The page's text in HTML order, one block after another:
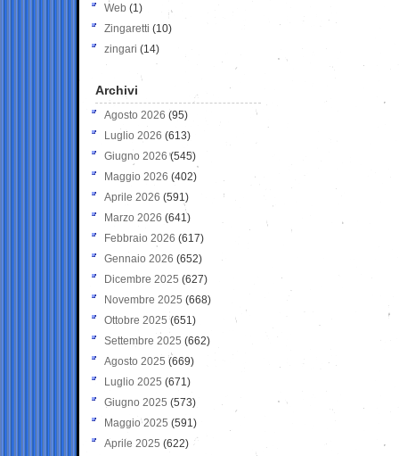
Web (1)
Zingaretti (10)
zingari (14)
Archivi
Agosto 2026 (95)
Luglio 2026 (613)
Giugno 2026 (545)
Maggio 2026 (402)
Aprile 2026 (591)
Marzo 2026 (641)
Febbraio 2026 (617)
Gennaio 2026 (652)
Dicembre 2025 (627)
Novembre 2025 (668)
Ottobre 2025 (651)
Settembre 2025 (662)
Agosto 2025 (669)
Luglio 2025 (671)
Giugno 2025 (573)
Maggio 2025 (591)
Aprile 2025 (622)